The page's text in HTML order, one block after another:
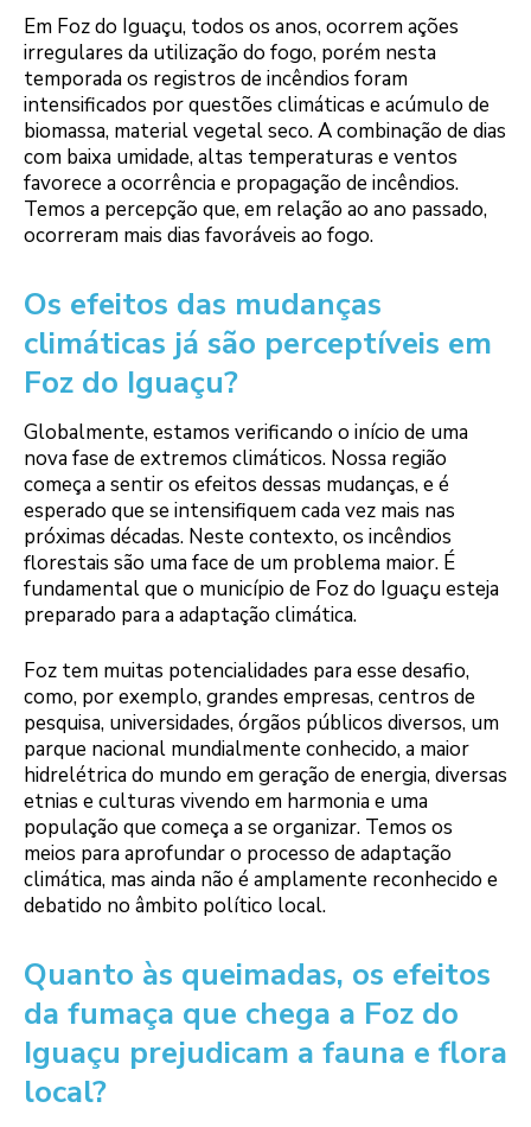
Em Foz do Iguaçu, todos os anos, ocorrem ações
irregulares da utilização do fogo, porém nesta
temporada os registros de incêndios foram
intensificados por questões climáticas e acúmulo de
biomassa, material vegetal seco. A combinação de dias
com baixa umidade, altas temperaturas e ventos
favorece a ocorrência e propagação de incêndios.
Temos a percepção que, em relação ao ano passado,
ocorreram mais dias favoráveis ao fogo.
Os efeitos das mudanças
climáticas já são perceptíveis em
Foz do Iguaçu?
Globalmente, estamos verificando o início de uma
nova fase de extremos climáticos. Nossa região
começa a sentir os efeitos dessas mudanças, e é
esperado que se intensifiquem cada vez mais nas
próximas décadas. Neste contexto, os incêndios
florestais são uma face de um problema maior. É
fundamental que o município de Foz do Iguaçu esteja
preparado para a adaptação climática.
Foz tem muitas potencialidades para esse desafio,
como, por exemplo, grandes empresas, centros de
pesquisa, universidades, órgãos públicos diversos, um
parque nacional mundialmente conhecido, a maior
hidrelétrica do mundo em geração de energia, diversas
etnias e culturas vivendo em harmonia e uma
população que começa a se organizar. Temos os
meios para aprofundar o processo de adaptação
climática, mas ainda não é amplamente reconhecido e
debatido no âmbito político local.
Quanto às queimadas, os efeitos
da fumaça que chega a Foz do
Iguaçu prejudicam a fauna e flora
local?